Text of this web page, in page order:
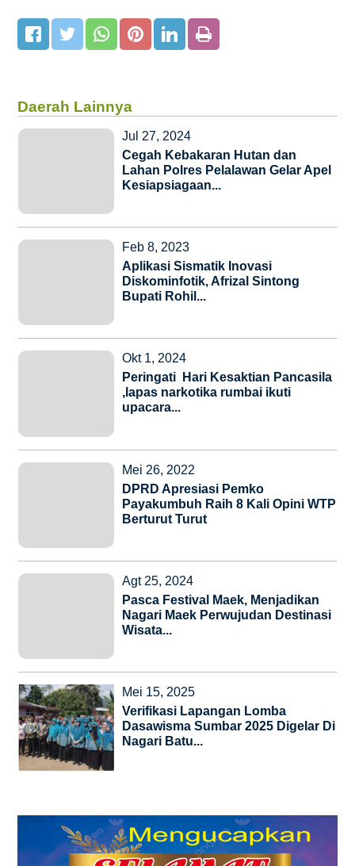
Daerah Lainnya
Jul 27, 2024
Cegah Kebakaran Hutan dan
Lahan Polres Pelalawan Gelar Apel
Kesiapsiagaan...
Feb 8, 2023
Aplikasi Sismatik Inovasi
Diskominfotik, Afrizal Sintong
Bupati Rohil...
Okt 1, 2024
Peringati Hari Kesaktian Pancasila
,lapas narkotika rumbai ikuti
upacara...
Mei 26, 2022
DPRD Apresiasi Pemko
Payakumbuh Raih 8 Kali Opini WTP
Berturut Turut
Agt 25, 2024
Pasca Festival Maek, Menjadikan
Nagari Maek Perwujudan Destinasi
Wisata...
Mei 15, 2025
Verifikasi Lapangan Lomba
Dasawisma Sumbar 2025 Digelar Di
Nagari Batu...